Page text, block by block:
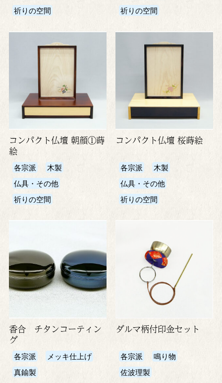
祈りの空間
祈りの空間
コンパクト仏壇 朝顔①蒔
絵
各宗派
木製
仏具・その他
祈りの空間
コンパクト仏壇 桜蒔絵
各宗派
木製
仏具・その他
祈りの空間
香合 チタンコーティン
グ
各宗派
メッキ仕上げ
真鍮製
ダルマ柄付印金セット
各宗派
鳴り物
佐波理製